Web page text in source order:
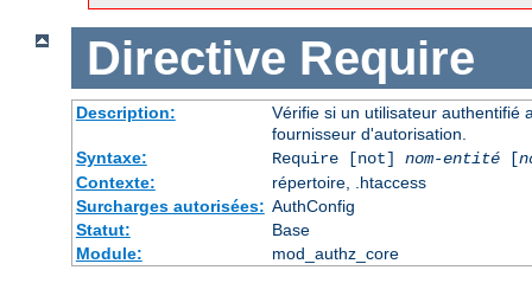
Directive Require
Description:
Vérifie si un utilisateur authentifié
fournisseur d'autorisation.
Syntaxe:
Require [not] nom-entité[
Contexte:
répertoire, .htaccess
Surcharges autorisées: AuthConfig
Statut:
Base
Module:
mod_authz_core